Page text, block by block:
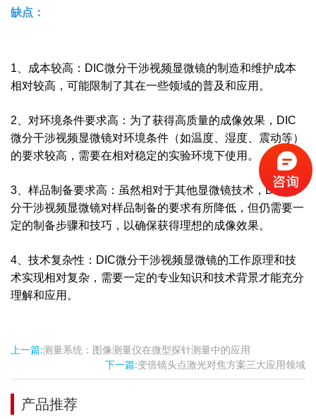
缺点：
1、成本较高：DIC微分干涉视频显微镜的制造和维护成本
相对较高，可能限制了其在一些领域的普及和应用。
2、对环境条件要求高：为了获得高质量的成像效果，DIC
微分干涉视频显微镜对环境条件（如温度、湿度、震动等）
的要求较高，需要在相对稳定的实验环境下使用。
3、样品制备要求高：虽然相对于其他显微镜技术，DIC微
分干涉视频显微镜对样品制备的要求有所降低，但仍需要一
定的制备步骤和技巧，以确保获得理想的成像效果。
4、技术复杂性：DIC微分干涉视频显微镜的工作原理和技
术实现相对复杂，需要一定的专业知识和技术背景才能充分
理解和应用。
上一篇:测量系统：图像测量仪在微型探针测量中的应用
下一篇:变倍镜头点激光对焦方案三大应用领域
产品推荐